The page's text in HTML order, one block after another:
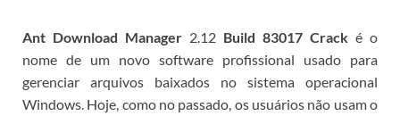
Ant Download Manager 2.12 Build 83017 Crack é o
nome de um novo software profissional usado para
gerenciar arquivos baixados no sistema operacional
Windows. Hoje, como no passado, os usuários não usam o